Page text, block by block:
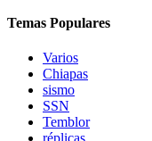
Temas Populares
Varios
Chiapas
sismo
SSN
Temblor
réplicas